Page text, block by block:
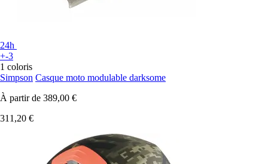
24h
+-3
1 coloris
Simpson Casque moto modulable darksome
À partir de 389,00 €
311,20 €